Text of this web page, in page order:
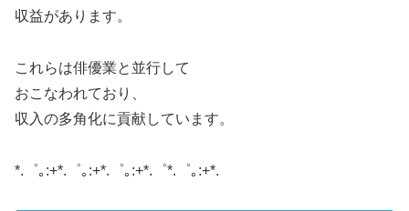
収益があります。
これらは俳優業と並行して
おこなわれており、
収入の多角化に貢献しています。
*.゜｡:+*.゜｡:+*.゜｡:+*.゜*.゜｡:+*.